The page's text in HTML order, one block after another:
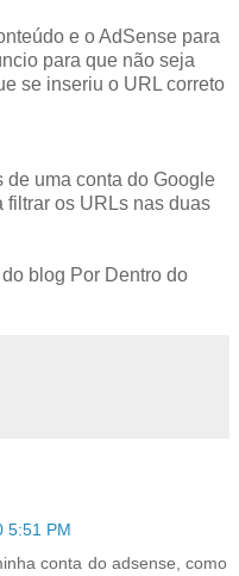
e o AdSense para
para que não seja
se inseriu o URL correto
uma conta do Google
filtrar os URLs nas duas
blog Por Dentro do
5:51 PM
conta do adsense, como